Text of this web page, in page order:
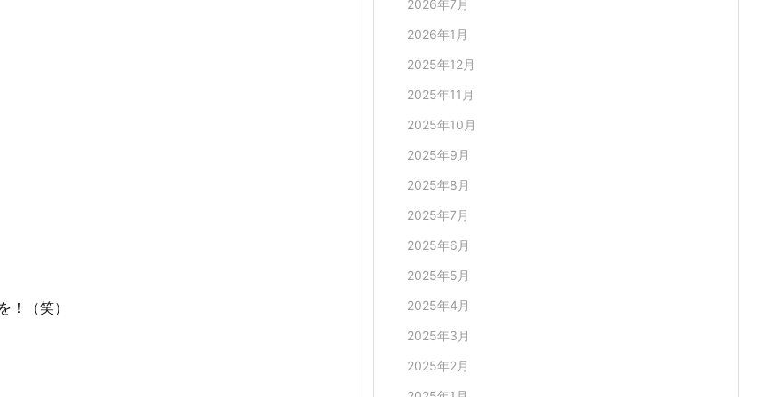
！（笑）
2026年7月
2026年1月
2025年12月
2025年11月
2025年10月
2025年9月
2025年8月
2025年7月
2025年6月
2025年5月
2025年4月
2025年3月
2025年2月